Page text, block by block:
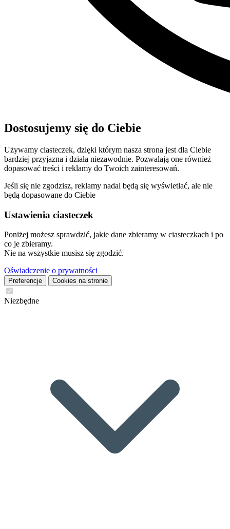
Dostosujemy się do Ciebie
Używamy ciasteczek, dzięki którym nasza strona jest dla Ciebie
bardziej przyjazna i działa niezawodnie. Pozwalają one również
dopasować treści i reklamy do Twoich zainteresowań.
Jeśli się nie zgodzisz, reklamy nadal będą się wyświetlać, ale nie
będą dopasowane do Ciebie
Ustawienia ciasteczek
Poniżej możesz sprawdzić, jakie dane zbieramy w ciasteczkach i po
co je zbieramy.
Nie na wszystkie musisz się zgodzić.
Oświadczenie o prywatności
Preferencje Cookies na stronie
Niezbędne